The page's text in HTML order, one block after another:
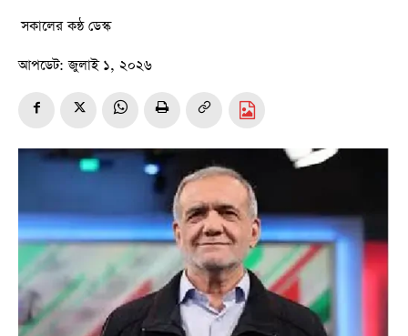
সকালের কন্ঠ ডেস্ক
আপডেট: জুলাই ১, ২০২৬